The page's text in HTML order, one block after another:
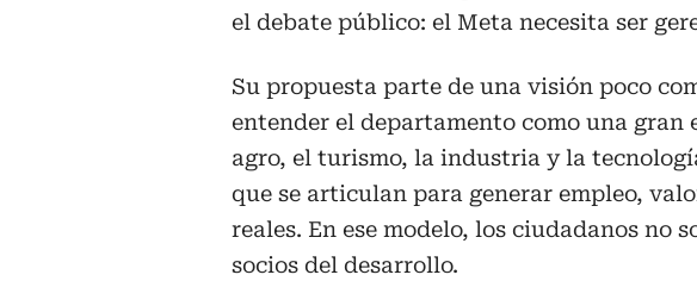
el debate público: el Meta necesita ser
Su propuesta parte de una visión poco
entender el departamento como una gran
agro, el turismo, la industria y la
que se articulan para generar empleo,
reales. En ese modelo, los ciudadanos no
socios del desarrollo.